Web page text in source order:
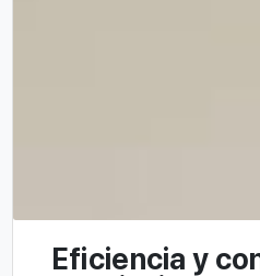
Eficiencia y